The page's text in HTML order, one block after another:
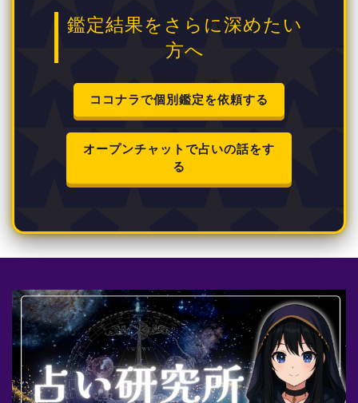
鑑定結果をさらに深めたい
方へ
ココナラで個別鑑定を依頼する
オープンチャットで占いの話をす
る